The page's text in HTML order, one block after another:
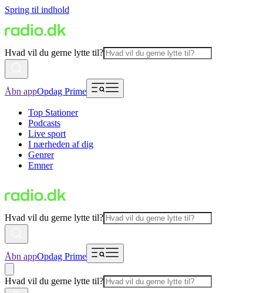
Spring til indhold
Hvad vil du gerne lytte til?
Åbn appOpdag Prime
Top Stationer
Podcasts
Live sport
I nærheden af dig
Genrer
Emner
Hvad vil du gerne lytte til?
Åbn appOpdag Prime
Hvad vil du gerne lytte til?